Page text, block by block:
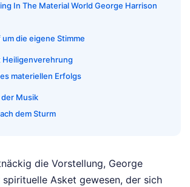
In The Material World George Harrison
um die eigene Stimme
Heiligenverehrung
materiellen Erfolgs
Musik
dem Sturm
die Vorstellung, George
Asket gewesen, der sich